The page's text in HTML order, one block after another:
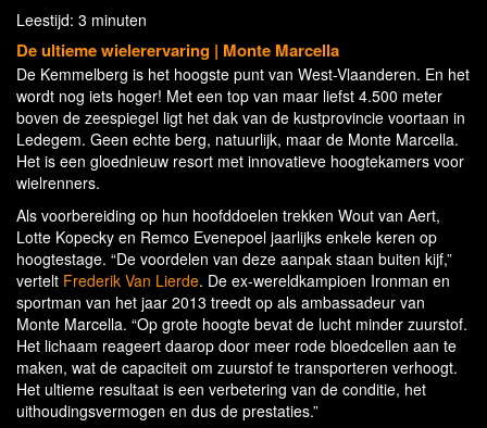
Leestijd: 3 minuten
De ultieme wielerervaring | Monte Marcella
De Kemmelberg is het hoogste punt van West-Vlaanderen. En het
wordt nog iets hoger! Met een top van maar liefst 4.500 meter
boven de zeespiegel ligt het dak van de kustprovincie voortaan in
Ledegem. Geen echte berg, natuurlijk, maar de Monte Marcella.
Het is een gloednieuw resort met innovatieve hoogtekamers voor
wielrenners.
Als voorbereiding op hun hoofddoelen trekken Wout van Aert,
Lotte Kopecky en Remco Evenepoel jaarlijks enkele keren op
hoogtestage. “De voordelen van deze aanpak staan buiten kijf,”
vertelt Frederik Van Lierde. De ex-wereldkampioen Ironman en
sportman van het jaar 2013 treedt op als ambassadeur van
Monte Marcella. “Op grote hoogte bevat de lucht minder zuurstof.
Het lichaam reageert daarop door meer rode bloedcellen aan te
maken, wat de capaciteit om zuurstof te transporteren verhoogt.
Het ultieme resultaat is een verbetering van de conditie, het
uithoudingsvermogen en dus de prestaties.”